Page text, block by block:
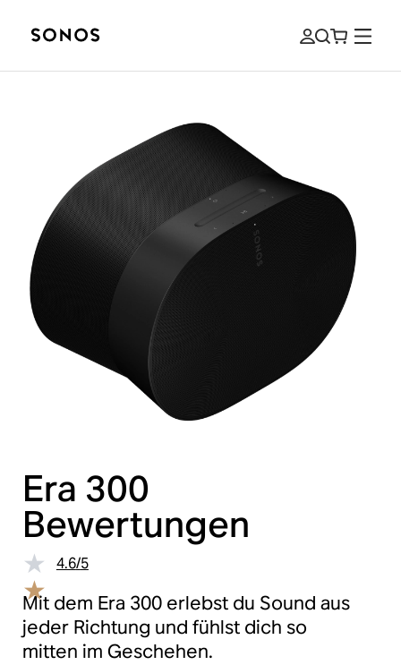
Era 300
Bewertungen
4.6/5
Mit dem Era 300 erlebst du Sound aus
jeder Richtung und fühlst dich so
mitten im Geschehen.